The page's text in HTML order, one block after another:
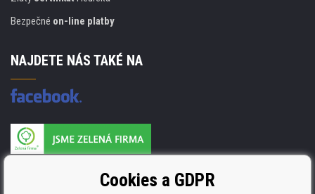
Bezpečné on-line platby
NAJDETE NÁS TAKÉ NA
ISO 9001. ISO 14001 a STMC.Cookies a GDPR